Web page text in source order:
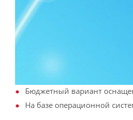
Бюджетный вариант
На базе операционной